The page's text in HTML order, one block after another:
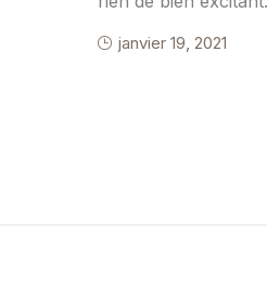
janvier 19, 2021